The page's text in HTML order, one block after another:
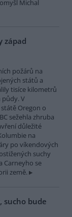
Michal
západ
požárů na
států a
tisíce kilometrů
půdy. V
Oregon o
sežehla zhruba
důležité
na
po víkendových
suchy
Carneyho se
země.
sucho bude